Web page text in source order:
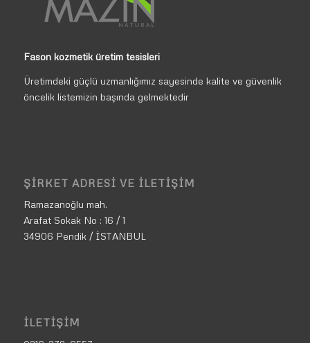
Fason kozmetik üretim tesisleri
Üretimdeki güçlü uzmanlığımız sayesinde kalite ve güvenlik
öncelik listemizin başında gelmektedir
ŞIRKET ADRESI VE İLETIŞIM
Ramazanoğlu mah.
Arafat Sokak No : 16 / 1
34906 Pendik / İSTANBUL
İLETIŞIM